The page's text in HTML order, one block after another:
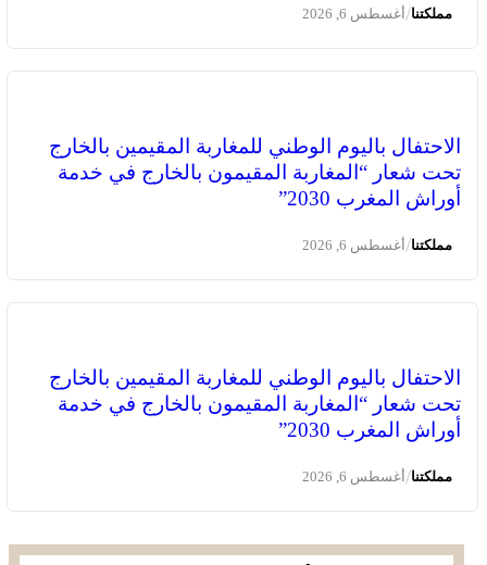
مملكتنا/أغسطس 6, 2026
الاحتفال باليوم الوطني للمغاربة المقيمين بالخارج
تحت شعار “المغاربة المقيمون بالخارج في خدمة
أوراش المغرب 2030”
مملكتنا/أغسطس 6, 2026
الاحتفال باليوم الوطني للمغاربة المقيمين بالخارج
تحت شعار “المغاربة المقيمون بالخارج في خدمة
أوراش المغرب 2030”
مملكتنا/أغسطس 6, 2026